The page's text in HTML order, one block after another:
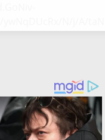
ywNqDUcRx/N/j/A/